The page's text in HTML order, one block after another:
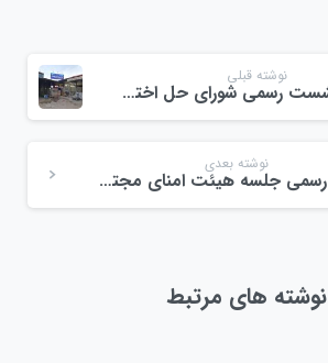
نوشته قبلی
سومین نشست رسمی شورای حل اختلاف تخصصی جامعه میوه و تره‌بار ولیعصر احمد گوراب
نوشته بعدی
گزارش رسمی جلسه هیئت امنای مجتمع میوه و تره‌بار ولیعصر
نوشته های مرتبط